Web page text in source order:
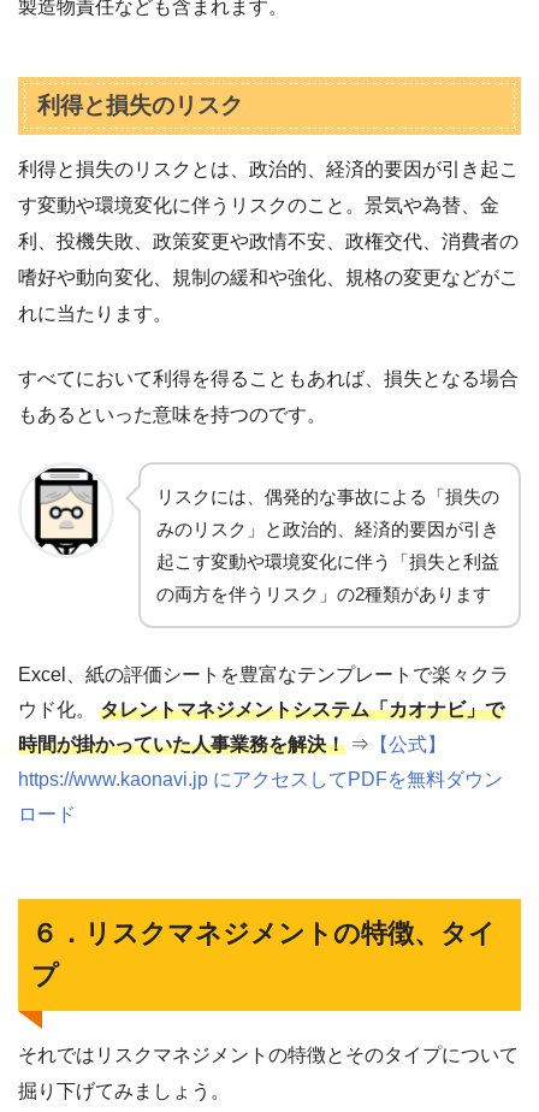
製造物責任なども含まれます。
利得と損失のリスク
利得と損失のリスクとは、政治的、経済的要因が引き起こ
す変動や環境変化に伴うリスクのこと。景気や為替、金
利、投機失敗、政策変更や政情不安、政権交代、消費者の
嗜好や動向変化、規制の緩和や強化、規格の変更などがこ
れに当たります。
すべてにおいて利得を得ることもあれば、損失となる場合
もあるといった意味を持つのです。
リスクには、偶発的な事故による「損失の
みのリスク」と政治的、経済的要因が引き
起こす変動や環境変化に伴う「損失と利益
の両方を伴うリスク」の2種類があります
Excel、紙の評価シートを豊富なテンプレートで楽々クラ
ウド化。 タレントマネジメントシステム「カオナビ」で
時間が掛かっていた人事業務を解決！ ⇒ 【公式】
https://www.kaonavi.jp にアクセスしてPDFを無料ダウン
ロード
６．リスクマネジメントの特徴、タイ
プ
それではリスクマネジメントの特徴とそのタイプについて
掘り下げてみましょう。